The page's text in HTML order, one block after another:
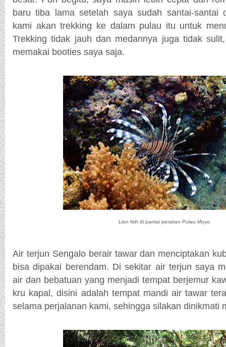
baru tiba lama setelah saya sudah santai-santai
kami akan trekking ke dalam pulau itu untuk
Trekking tidak jauh dan medannya juga tidak
memakai booties saya saja.
Lion fish di pantai perairan Pulau Moyo
Air terjun Sengalo berair tawar dan menciptakan
bisa dipakai berendam. Di sekitar air terjun saya
air dan bebatuan yang menjadi tempat berjemur
kru kapal, disini adalah tempat mandi air tawar
selama perjalanan kami, sehingga silakan dinikmati